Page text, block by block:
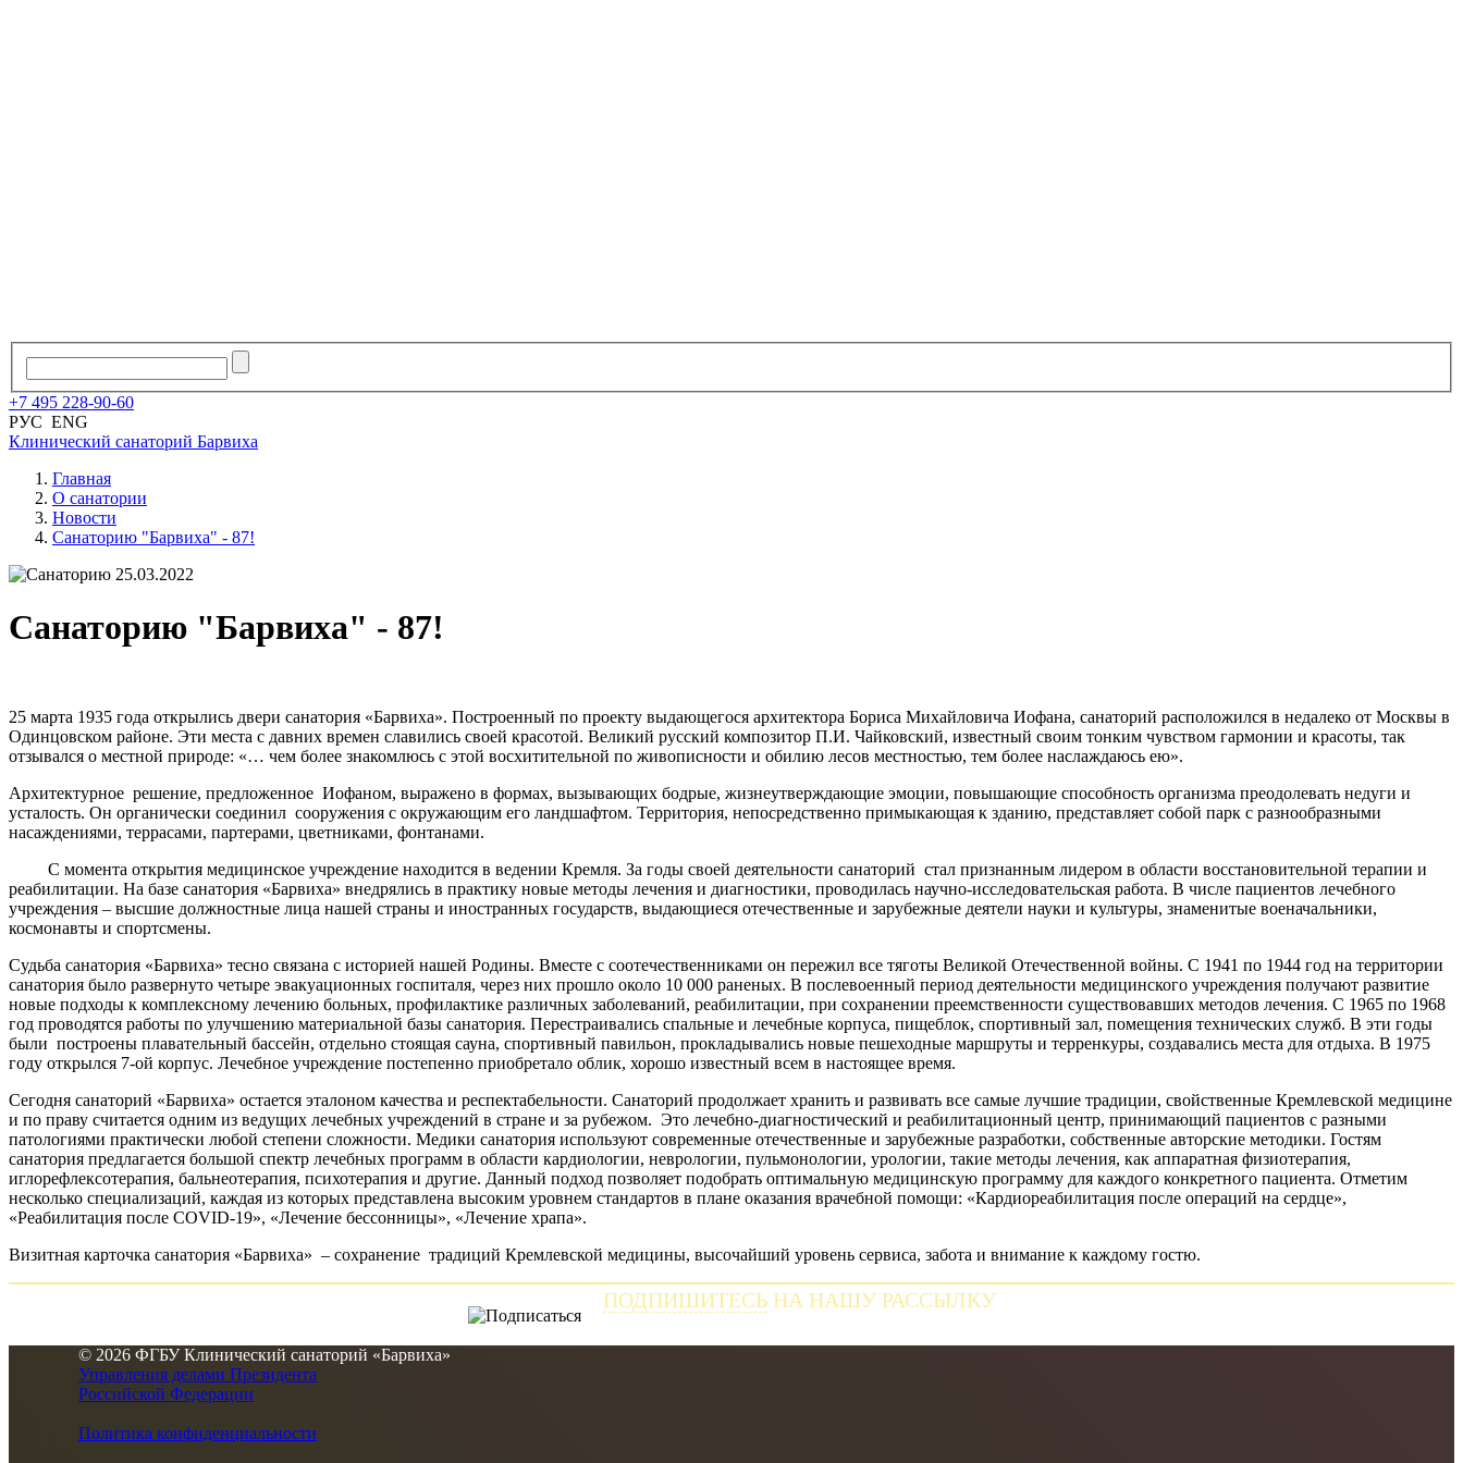
+7 495 228-90-60
РУС ENG
Клинический санаторий Барвиха
Главная
О санатории
Новости
Санаторию "Барвиха" - 87!
25.03.2022
Санаторию "Барвиха" - 87!
25 марта 1935 года открылись двери санатория «Барвиха». Построенный по проекту выдающегося архитектора Бориса Михайловича Иофана, санаторий расположился в недалеко от Москвы в
Одинцовском районе. Эти места с давних времен славились своей красотой. Великий русский композитор П.И. Чайковский, известный своим тонким чувством гармонии и красоты, так
отзывался о местной природе: «… чем более знакомлюсь с этой восхитительной по живописности и обилию лесов местностью, тем более наслаждаюсь ею».
Архитектурное решение, предложенное Иофаном, выражено в формах, вызывающих бодрые, жизнеутверждающие эмоции, повышающие способность организма преодолевать недуги и
усталость. Он органически соединил сооружения с окружающим его ландшафтом. Территория, непосредственно примыкающая к зданию, представляет собой парк с разнообразными
насаждениями, террасами, партерами, цветниками, фонтанами.
С момента открытия медицинское учреждение находится в ведении Кремля. За годы своей деятельности санаторий стал признанным лидером в области восстановительной терапии и
реабилитации. На базе санатория «Барвиха» внедрялись в практику новые методы лечения и диагностики, проводилась научно-исследовательская работа. В числе пациентов лечебного
учреждения – высшие должностные лица нашей страны и иностранных государств, выдающиеся отечественные и зарубежные деятели науки и культуры, знаменитые военачальники,
космонавты и спортсмены.
Судьба санатория «Барвиха» тесно связана с историей нашей Родины. Вместе с соотечественниками он пережил все тяготы Великой Отечественной войны. С 1941 по 1944 год на территории
санатория было развернуто четыре эвакуационных госпиталя, через них прошло около 10 000 раненых. В послевоенный период деятельности медицинского учреждения получают развитие
новые подходы к комплексному лечению больных, профилактике различных заболеваний, реабилитации, при сохранении преемственности существовавших методов лечения. С 1965 по 1968
год проводятся работы по улучшению материальной базы санатория. Перестраивались спальные и лечебные корпуса, пищеблок, спортивный зал, помещения технических служб. В эти годы
были построены плавательный бассейн, отдельно стоящая сауна, спортивный павильон, прокладывались новые пешеходные маршруты и терренкуры, создавались места для отдыха. В 1975
году открылся 7-ой корпус. Лечебное учреждение постепенно приобретало облик, хорошо известный всем в настоящее время.
Сегодня санаторий «Барвиха» остается эталоном качества и респектабельности. Санаторий продолжает хранить и развивать все самые лучшие традиции, свойственные Кремлевской медицине
и по праву считается одним из ведущих лечебных учреждений в стране и за рубежом. Это лечебно-диагностический и реабилитационный центр, принимающий пациентов с разными
патологиями практически любой степени сложности. Медики санатория используют современные отечественные и зарубежные разработки, собственные авторские методики. Гостям
санатория предлагается большой спектр лечебных программ в области кардиологии, неврологии, пульмонологии, урологии, такие методы лечения, как аппаратная физиотерапия,
иглорефлексотерапия, бальнеотерапия, психотерапия и другие. Данный подход позволяет подобрать оптимальную медицинскую программу для каждого конкретного пациента. Отметим
несколько специализаций, каждая из которых представлена высоким уровнем стандартов в плане оказания врачебной помощи: «Кардиореабилитация после операций на сердце»,
«Реабилитация после COVID-19», «Лечение бессонницы», «Лечение храпа».
Визитная карточка санатория «Барвиха» – сохранение традиций Кремлевской медицины, высочайший уровень сервиса, забота и внимание к каждому гостю.
ПОДПИШИТЕСЬНА НАШУ РАССЫЛКУ
© 2026 ФГБУ Клинический санаторий «Барвиха»
Управления делами Президента
Российской Федерации
Политика конфиденциальности